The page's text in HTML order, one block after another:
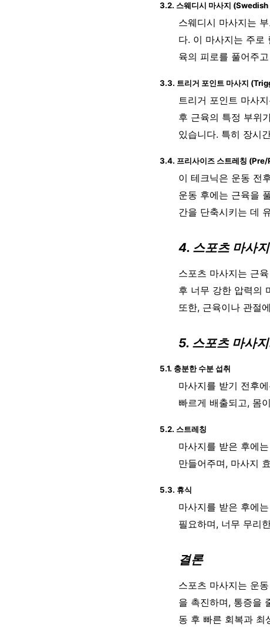
3.2. 스웨디시 마사지
스웨디시 마사지는
다. 이 마사지는 주로
육의 피로를 풀어주
3.3. 트리거 포인트 마사지
트리거 포인트 마사
후 근육의 특정 부위
있습니다. 특히 장시
3.4. 프리사이즈 스트레칭
이 테크닉은 운동 전
운동 후에는 근육을
간을 단축시키는 데
4. 스포츠 마사
스포츠 마사지는 근
후 너무 강한 압력의
또한, 근육이나 관절
5. 스포츠 마사
5.1. 충분한 수분 섭취
마사지를 받기 전후
빠르게 배출되고, 몸
5.2. 스트레칭
마사지를 받은 후에
만들어주며, 마사지
5.3. 휴식
마사지를 받은 후에
필요하며, 너무 무리
결론
스포츠 마사지는 운
을 촉진하며, 통증을
동 후 빠른 회복과 최